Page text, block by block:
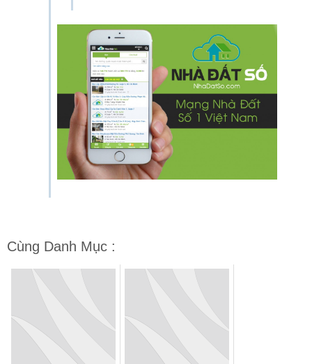
Cùng Danh Mục :